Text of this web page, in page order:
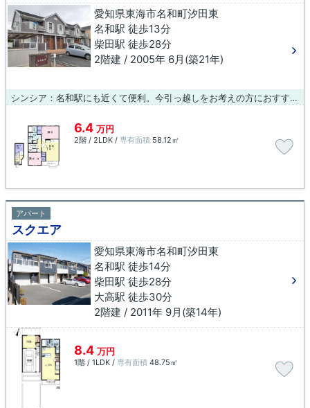
愛知県東海市名和町汐田東
名和駅 徒歩13分
柴田駅 徒歩28分
2階建 / 2005年 6月(築21年)
シンシア：名和駅にも近くて便利。今引っ越しをお考えの方におすすめなのが、こちらのアパートです。徒歩13分で駅へのアクセスができる物件です。当社のおすすめ物件で、快適な暮らしをしませんか？当社は多種多様な物件を取り扱っており、利便性の高い物件のご紹介をしております。ぜひ、お気軽にご連絡下さい。
6.4 万円
2階 / 2LDK / 専有面積 58.12㎡
アパート
スクエア
愛知県東海市名和町汐田東
名和駅 徒歩14分
柴田駅 徒歩28分
大高駅 徒歩30分
2階建 / 2011年 9月(築14年)
8.4 万円
1階 / 1LDK / 専有面積 48.75㎡